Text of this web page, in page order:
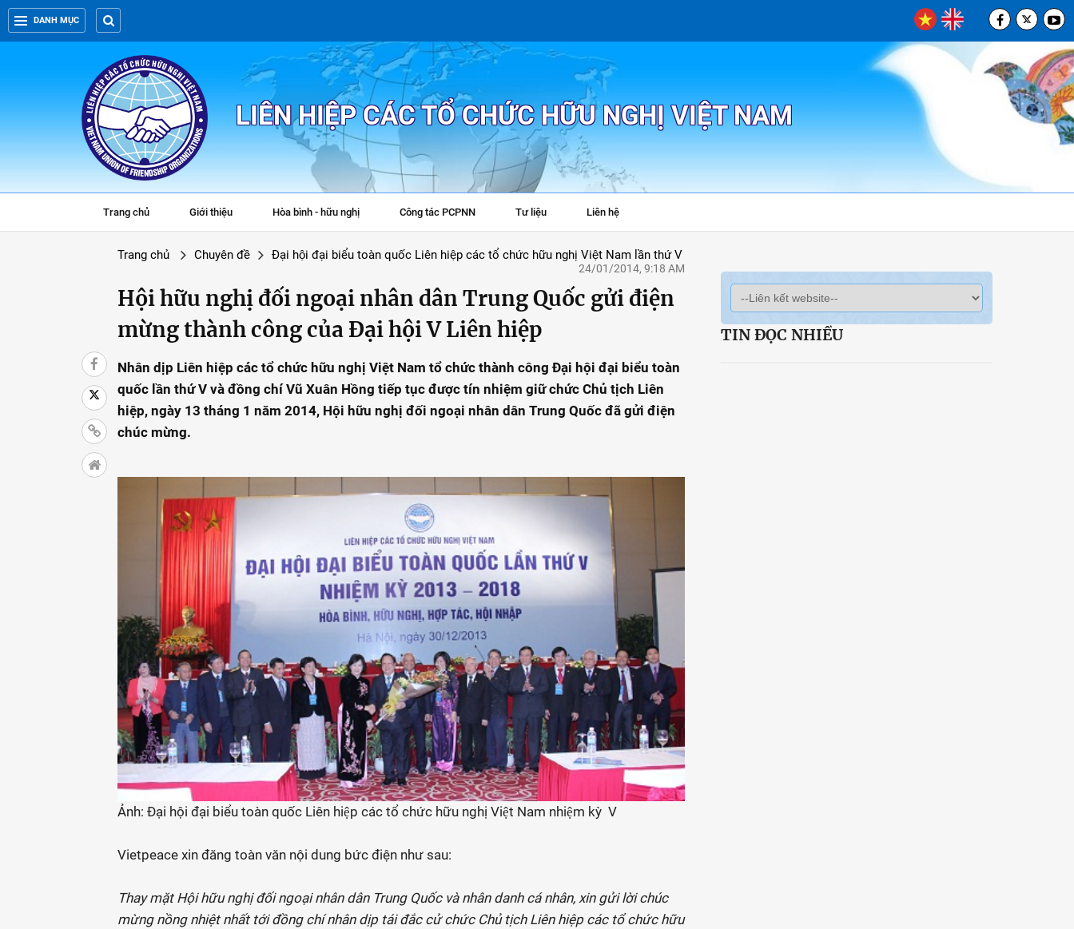
DANH MỤC
LIÊN HIỆP CÁC TỔ CHỨC HỮU NGHỊ VIỆT NAM
Trang chủ Giới thiệu Hòa bình - hữu nghị Công tác PCPNN Tư liệu Liên hệ
Trang chủ Chuyên đề Đại hội đại biểu toàn quốc Liên hiệp các tổ chức hữu nghị Việt Nam lần thứ V
24/01/2014, 9:18 AM
Hội hữu nghị đối ngoại nhân dân Trung Quốc gửi điện
mừng thành công của Đại hội V Liên hiệp
Nhân dịp Liên hiệp các tổ chức hữu nghị Việt Nam tổ chức thành công Đại hội đại biểu toàn
quốc lần thứ V và đồng chí Vũ Xuân Hồng tiếp tục được tín nhiệm giữ chức Chủ tịch Liên
hiệp, ngày 13 tháng 1 năm 2014, Hội hữu nghị đối ngoại nhân dân Trung Quốc đã gửi điện
chúc mừng.
Ảnh: Đại hội đại biểu toàn quốc Liên hiệp các tổ chức hữu nghị Việt Nam nhiệm kỳ V
Vietpeace xin đăng toàn văn nội dung bức điện như sau:
Thay mặt Hội hữu nghị đối ngoại nhân dân Trung Quốc và nhân danh cá nhân, xin gửi lời chúc
mừng nồng nhiệt nhất tới đồng chí nhân dịp tái đắc cử chức Chủ tịch Liên hiệp các tổ chức hữu
TIN ĐỌC NHIỀU